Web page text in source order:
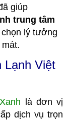
giúp
trung tâm
lý tưởng
Lạnh Việt
là đơn vị
dịch vụ trọn